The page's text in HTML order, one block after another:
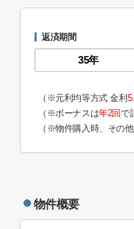
返済期間
（※元利均等方式 金利
（※ボーナスは年2回で
（※物件購入時、その
物件概要